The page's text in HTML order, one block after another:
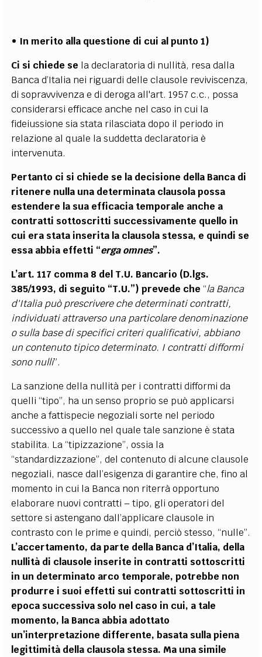
• In merito alla questione di cui al punto 1)
Ci si chiede se la declaratoria di nullità, resa dalla
Banca d’Italia nei riguardi delle clausole reviviscenza,
di sopravvivenza e di deroga all'art. 1957 c.c., possa
considerarsi efficace anche nel caso in cui la
fideiussione sia stata rilasciata dopo il periodo in
relazione al quale la suddetta declaratoria è
intervenuta.
Pertanto ci si chiede se la decisione della Banca di
ritenere nulla una determinata clausola possa
estendere la sua efficacia temporale anche a
contratti sottoscritti successivamente quello in
cui era stata inserita la clausola stessa, e quindi se
essa abbia effetti “erga omnes”.
L’art. 117 comma 8 del T.U. Bancario (D.lgs.
385/1993, di seguito “T.U.”) prevede che“la Banca
d'Italia può prescrivere che determinati contratti,
individuati attraverso una particolare denominazione
o sulla base di specifici criteri qualificativi, abbiano
un contenuto tipico determinato. I contratti difformi
sono nulli”.
La sanzione della nullità per i contratti difformi da
quelli “tipo”, ha un senso proprio se può applicarsi
anche a fattispecie negoziali sorte nel periodo
successivo a quello nel quale tale sanzione è stata
stabilita. La “tipizzazione”, ossia la
“standardizzazione”, del contenuto di alcune clausole
negoziali, nasce dall’esigenza di garantire che, fino al
momento in cui la Banca non riterrà opportuno
elaborare nuovi contratti – tipo, gli operatori del
settore si astengano dall’applicare clausole in
contrasto con le prime e quindi, perciò stesso, “nulle”.
L’accertamento, da parte della Banca d’Italia, della
nullità di clausole inserite in contratti sottoscritti
in un determinato arco temporale, potrebbe non
produrre i suoi effetti sui contratti sottoscritti in
epoca successiva solo nel caso in cui, a tale
momento, la Banca abbia adottato
un’interpretazione differente, basata sulla piena
legittimità della clausola stessa. Ma una simile